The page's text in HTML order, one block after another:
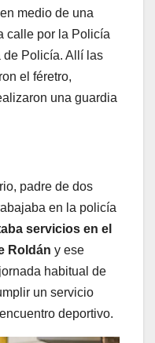
medio de una
calle por la Policía
de Policía. Allí las
el féretro,
una guardia
padre de dos
en la policía
servicios en el
Roldán y ese
habitual de
un servicio
deportivo.